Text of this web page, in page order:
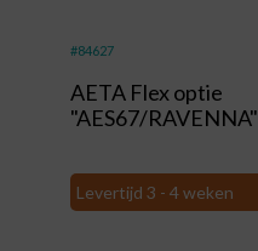
#84627
AETA Flex optie
"AES67/RAVENNA"
Levertijd 3 - 4 weken